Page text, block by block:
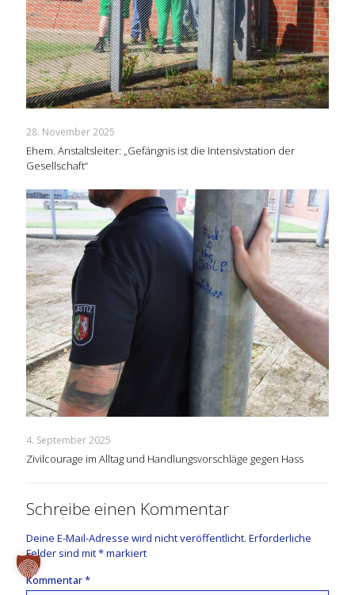
28. November 2025
Ehem. Anstaltsleiter: „Gefängnis ist die Intensivstation der
Gesellschaft“
4. September 2025
Zivilcourage im Alltag und Handlungsvorschläge gegen Hass
Schreibe einen Kommentar
Deine E-Mail-Adresse wird nicht veröffentlicht. Erforderliche
Felder sind mit*markiert
Kommentar*